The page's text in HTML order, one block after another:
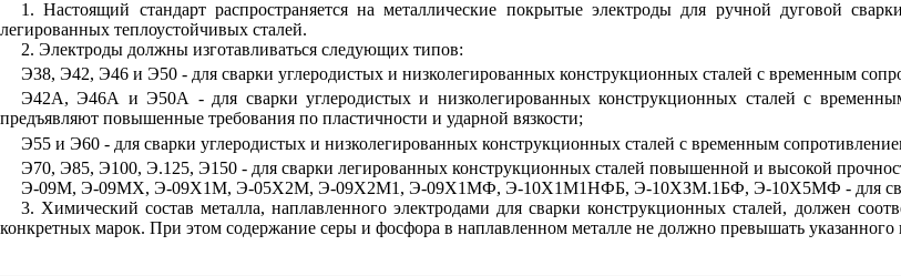
1. Настоящий стандарт распространяется на металлические покрытые электроды для ручной дуговой
легированных теплоустойчивых сталей.
2. Электроды должны изготавливаться следующих типов:
Э38, Э42, Э46 и Э50 - для сварки углеродистых и низколегированных конструкционных сталей с временным
Э42А, Э46А и Э50А - для сварки углеродистых и низколегированных конструкционных сталей с
предъявляют повышенные требования по пластичности и ударной вязкости;
Э55 и Э60 - для сварки углеродистых и низколегированных конструкционных сталей с временным
Э70, Э85, Э100, Э.125, Э150 - для сварки легированных конструкционных сталей повышенной и высокой
Э-09М, Э-09МХ, Э-09Х1М, Э-05Х2М, Э-09Х2М1, Э-09Х1МФ, Э-10Х1М1НФБ, Э-10ХЗМ.1БФ, Э-10Х5МФ - для
3. Химический состав металла, наплавленного электродами для сварки конструкционных сталей, должен
конкретных марок. При этом содержание серы и фосфора в наплавленном металле не должно превышать указанного